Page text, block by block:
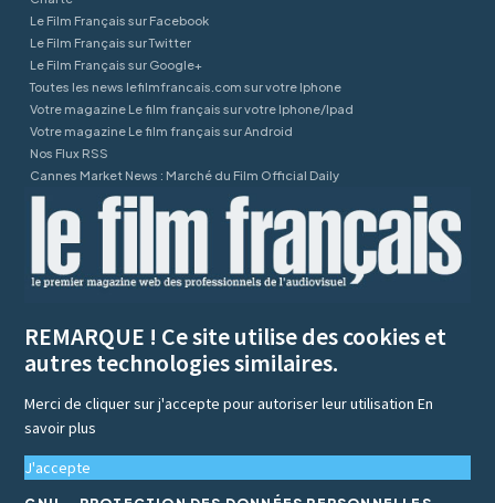
Le Film Français sur Facebook
Le Film Français sur Twitter
Le Film Français sur Google+
Toutes les news lefilmfrancais.com sur votre Iphone
Votre magazine Le film français sur votre Iphone/Ipad
Votre magazine Le film français sur Android
Nos Flux RSS
Cannes Market News : Marché du Film Official Daily
REMARQUE ! Ce site utilise des cookies et
autres technologies similaires.
Merci de cliquer sur j'accepte pour autoriser leur utilisationEn
savoir plus
J'accepte